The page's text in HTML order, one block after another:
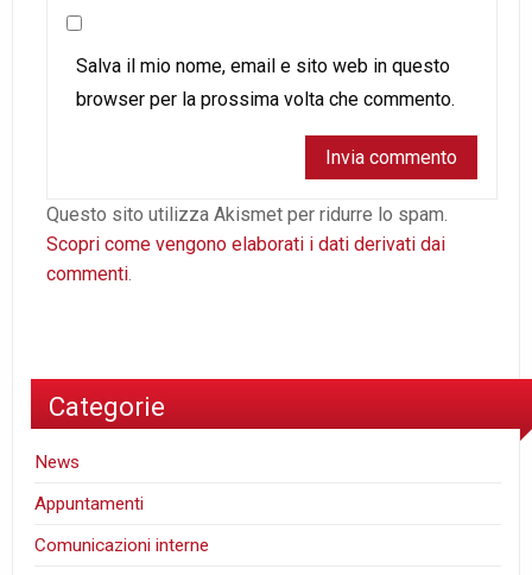
Salva il mio nome, email e sito web in questo
browser per la prossima volta che commento.
Questo sito utilizza Akismet per ridurre lo spam.
Scopri come vengono elaborati i dati derivati dai
commenti
Categorie
News
Appuntamenti
Comunicazioni interne